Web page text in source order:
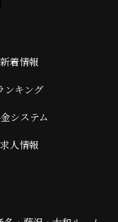
新着情報
ンキング
システム
求人情報